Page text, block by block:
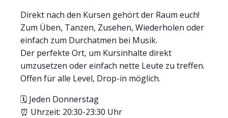
Direkt nach den Kursen gehört der Raum euch!
Zum Üben, Tanzen, Zusehen, Wiederholen oder
einfach zum Durchatmen bei Musik.
Der perfekte Ort, um Kursinhalte direkt
umzusetzen oder einfach nette Leute zu treffen.
Offen für alle Level, Drop-in möglich.
🗓 Jeden Donnerstag
⏰ Uhrzeit: 20:30-23:30 Uhr